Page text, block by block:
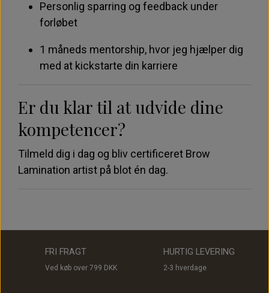
Personlig sparring og feedback under
forløbet
1 måneds mentorship, hvor jeg hjælper dig
med at kickstarte din karriere
Er du klar til at udvide dine
kompetencer?
Tilmeld dig i dag og bliv certificeret Brow
Lamination artist på blot én dag.
FRI FRAGT
Ved køb over 799 DKK
HURTIG LEVERING
2-3 hverdage